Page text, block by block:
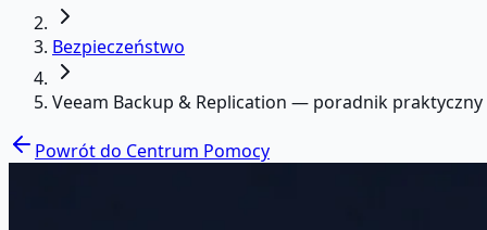
Bezpieczeństwo
Veeam Backup & Replication — poradnik praktyczny
Powrót do Centrum Pomocy